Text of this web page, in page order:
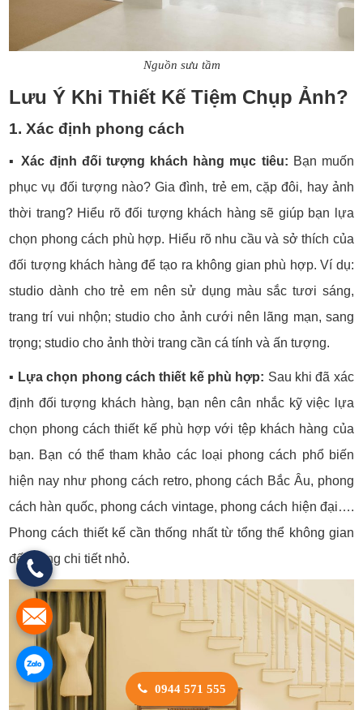
Nguồn sưu tầm
Lưu Ý Khi Thiết Kế Tiệm Chụp Ảnh?
1. Xác định phong cách
▪️ Xác định đối tượng khách hàng mục tiêu: Bạn muốn
phục vụ đối tượng nào? Gia đình, trẻ em, cặp đôi, hay ảnh
thời trang? Hiểu rõ đối tượng khách hàng sẽ giúp bạn lựa
chọn phong cách phù hợp. Hiểu rõ nhu cầu và sở thích của
đối tượng khách hàng để tạo ra không gian phù hợp. Ví dụ:
studio dành cho trẻ em nên sử dụng màu sắc tươi sáng,
trang trí vui nhộn; studio cho ảnh cưới nên lãng mạn, sang
trọng; studio cho ảnh thời trang cần cá tính và ấn tượng.
▪️ Lựa chọn phong cách thiết kế phù hợp: Sau khi đã xác
định đối tượng khách hàng, bạn nên cân nhắc kỹ việc lựa
chọn phong cách thiết kế phù hợp với tệp khách hàng của
bạn. Bạn có thể tham khảo các loại phong cách phổ biến
hiện nay như phong cách retro, phong cách Bắc Âu, phong
cách hàn quốc, phong cách vintage, phong cách hiện đại….
Phong cách thiết kế cần thống nhất từ tổng thể không gian
đến từng chi tiết nhỏ.
0944 571 555